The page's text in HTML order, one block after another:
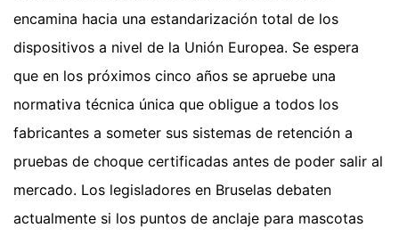
encamina hacia una estandarización total de los
dispositivos a nivel de la Unión Europea. Se espera
que en los próximos cinco años se apruebe una
normativa técnica única que obligue a todos los
fabricantes a someter sus sistemas de retención a
pruebas de choque certificadas antes de poder salir al
mercado. Los legisladores en Bruselas debaten
actualmente si los puntos de anclaje para mascotas